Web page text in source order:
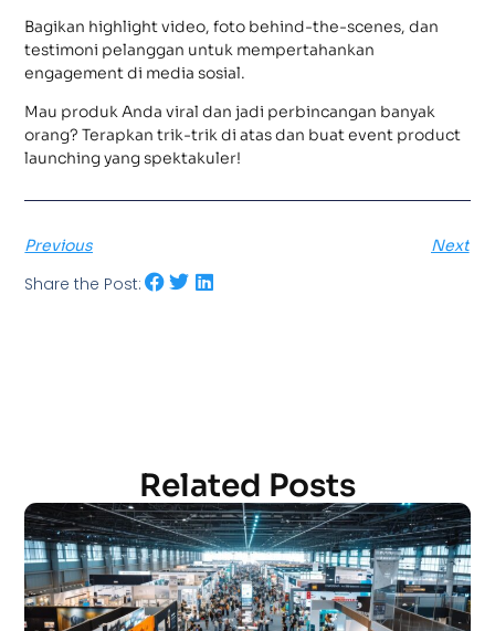
Bagikan highlight video, foto behind-the-scenes, dan
testimoni pelanggan untuk mempertahankan
engagement di media sosial.
Mau produk Anda viral dan jadi perbincangan banyak
orang? Terapkan trik-trik di atas dan buat event product
launching yang spektakuler!
Previous Next
Share the Post:
Related Posts